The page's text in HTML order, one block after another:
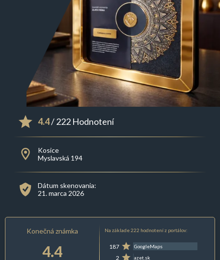
4.4/ 222 Hodnotení
Kosice
Myslavská 194
Dátum skenovania:
21. marca 2026
Konečná známka
4.4
Na základe 222 hodnotení z portálov:
187 GoogleMaps
2 azet.sk